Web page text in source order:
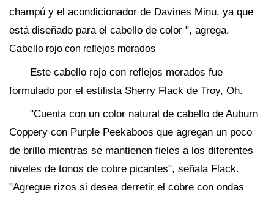
champú y el acondicionador de Davines Minu, ya que
está diseñado para el cabello de color ", agrega.
Cabello rojo con reflejos morados
Este cabello rojo con reflejos morados fue
formulado por el estilista Sherry Flack de Troy, Oh.
"Cuenta con un color natural de cabello de Auburn
Coppery con Purple Peekaboos que agregan un poco
de brillo mientras se mantienen fieles a los diferentes
niveles de tonos de cobre picantes", señala Flack.
"Agregue rizos si desea derretir el cobre con ondas